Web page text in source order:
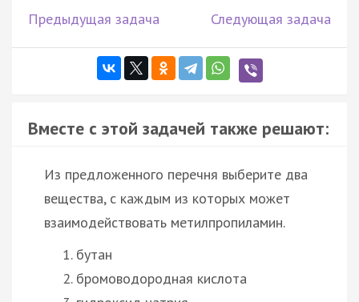
Предыдущая задача Следующая задача
Вместе с этой задачей также решают:
Из предложенного перечня выберите два
вещества, с каждым из которых может
взаимодействовать метилпропиламин.
бутан
бромоводородная кислота